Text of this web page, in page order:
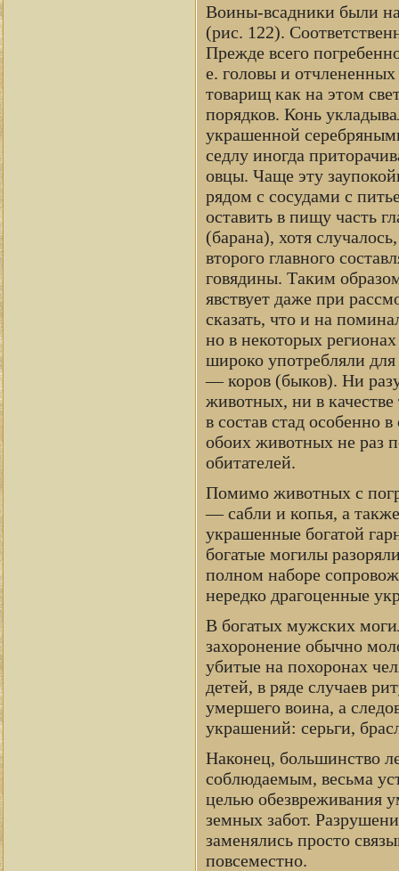
Воины-всадники были
(рис. 122).
Прежде всего
е. головы и
товарищ как на этом
порядков. Конь
украшенной
седлу иногда
овцы. Чаще эту
рядом с сосудами с
оставить в пищу часть
(барана), хотя
второго главного
говядины. Таким
явствует даже при
сказать, что и на
но в некоторых
широко употребляли
— коров (быков). Ни
животных, ни в
в состав стад особенно
обоих животных не раз
обитателей.
Помимо животных с
— сабли и копья, а
украшенные богатой
богатые могилы
полном наборе
нередко драгоценные
В богатых мужских
захоронение обычно
убитые на похоронах
детей, в ряде случаев
умершего воина, а
украшений: серьги,
Наконец, большинство
соблюдаемым, весьма
целью обезвреживания
земных забот.
заменялись просто
повсеместно.